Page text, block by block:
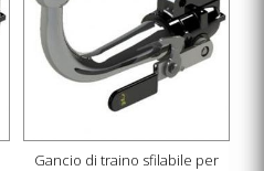
Gancio di traino sfilabile per